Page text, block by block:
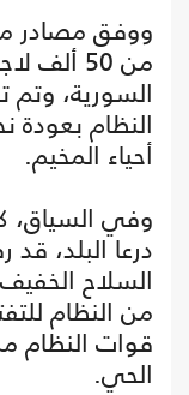
ووفق مصادر
من 50
السورية،
أحياء المخيم.
وفي السياق،
درعا البلد،
السلاح
من النظام
قوات النظام
الحي.